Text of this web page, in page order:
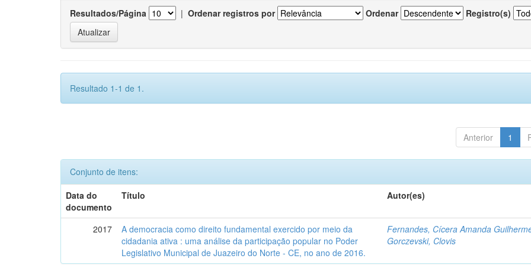
Resultados/Página | Ordenar registros por Ordenar Registro(s)
Resultado 1-1 de 1.
Anterior 1
Conjunto de itens:
Data do
documento
Título Autor(es)
2017
A democracia como direito fundamental exercido por meio da
cidadania ativa : uma análise da participação popular no Poder
Legislativo Municipal de Juazeiro do Norte - CE, no ano de 2016.
Fernandes, Cícera Amanda
Gorczevski, Clovis